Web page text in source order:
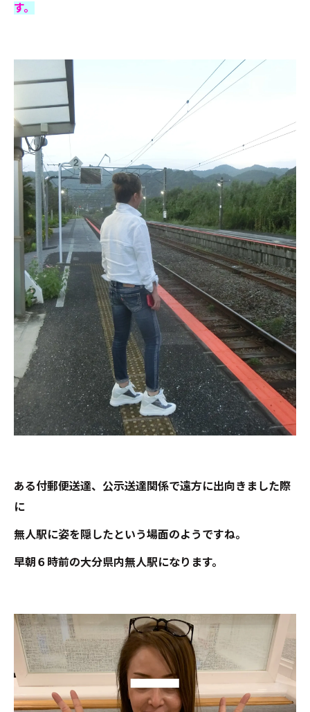
す。
ある付郵便送達、公示送達関係で遠方に出向きました際
に
無人駅に姿を隠したという場面のようですね。
早朝６時前の大分県内無人駅になります。